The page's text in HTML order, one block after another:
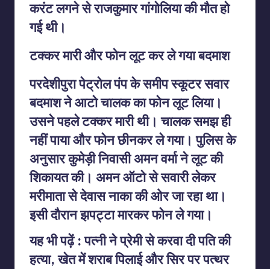
करंट लगने से राजकुमार गांगोलिया की मौत हो
गई थी।
टक्कर मारी और फोन लूट कर ले गया बदमाश
परदेशीपुरा पेट्रोल पंप के समीप स्कूटर सवार
बदमाश ने आटो चालक का फोन लूट लिया।
उसने पहले टक्कर मारी थी। चालक समझ ही
नहीं पाया और फोन छीनकर ले गया। पुलिस के
अनुसार कुमेड़ी निवासी अमन वर्मा ने लूट की
शिकायत की। अमन ऑटो से सवारी लेकर
मरीमाता से देवास नाका की ओर जा रहा था।
इसी दौरान झपट्टा मारकर फोन ले गया।
यह भी पढ़ें : पत्नी ने प्रेमी से करवा दी पति की
हत्या, खेत में शराब पिलाई और सिर पर पत्थर